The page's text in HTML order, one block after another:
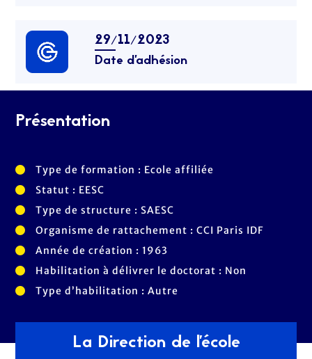
29/11/2023
Date d’adhésion
Présentation
Type de formation : Ecole affiliée
Statut : EESC
Type de structure : SAESC
Organisme de rattachement : CCI Paris IDF
Année de création : 1963
Habilitation à délivrer le doctorat : Non
Type d’habilitation : Autre
La Direction de l'école